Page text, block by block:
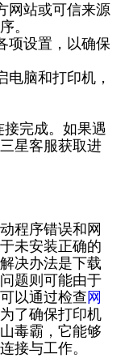
网站或可信来源
。
项设置，以确保
电脑和打印机，
接完成。如果遇
星客服获取进
程序错误和网
未安装正确的
决办法是下载
题则可能由于
以通过检查 网
了确保打印机
毒霸，它能够
接与工作。